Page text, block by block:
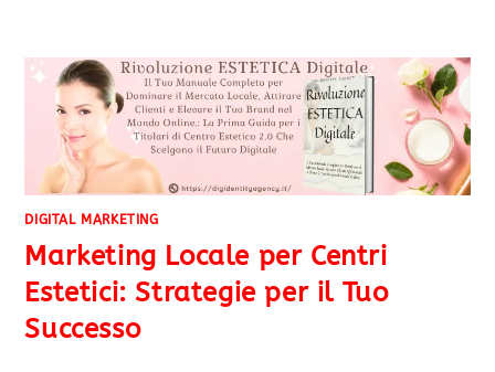
DIGITAL MARKETING
Marketing Locale per Centri
Estetici: Strategie per il Tuo
Successo